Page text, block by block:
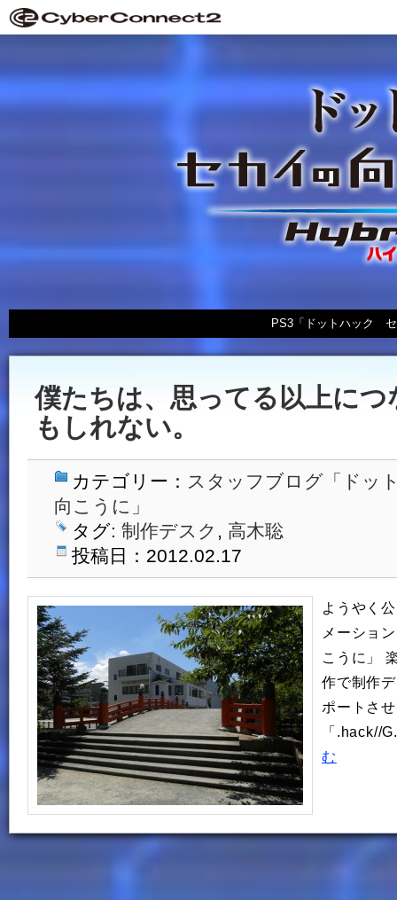
PS3「ドットハック
僕たちは、思ってる以上に
もしれない。
カテゴリー： スタッフブログ「ド
向こうに」
タグ: 制作デスク , 高木聡
投稿日：2012.02.17
ようやく
メーショ
こうに」
作で制作
ポートさ
「.hack//
む